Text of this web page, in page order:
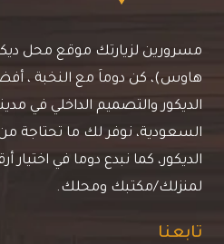
مسرورين لزيارتك موقع محل
هاوس)، كن دوماَ مع النخبة ،
الديكور والتصميم الداخلي في
السعودية، نوفر لك ما تحتاجة
الديكور، كما نبدع دوما في
لمنزلك/مكتبك ومحلك.
تابعنا